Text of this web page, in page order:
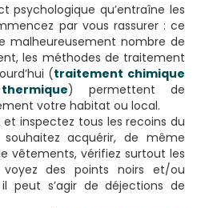
psychologique qu’entraîne les
par vous rassurer : ce
malheureusement nombre de
les méthodes de traitement
(traitement chimique
) permettent de
votre habitat ou local.
et inspectez tous les recoins du
acquérir, de même
vêtements, vérifiez surtout les
des points noirs et/ou
peut s’agir de déjections de